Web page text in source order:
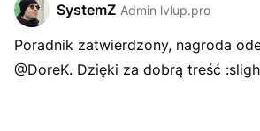
SystemZ Admin lvlup.pro
Poradnik zatwierdzony, nagroda
@DoreK. Dzięki za dobrą treść